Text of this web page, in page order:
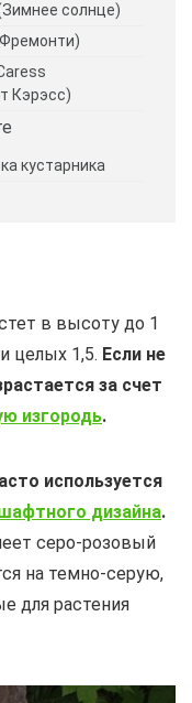
солнце)
Кэрэсс)
кустарника
в высоту до 1
целых 1,5. Если не
за счет
изгородь.
используется
дизайна.
серо-розовый
на темно-серую,
для растения